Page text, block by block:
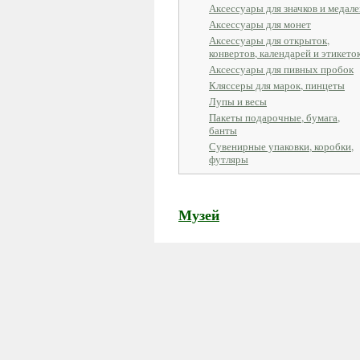
Аксессуары для значков и
Аксессуары для монет
Аксессуары для открыток,
конвертов, календарей и
Аксессуары для пивных пробок
Кляссеры для марок, пинцеты
Лупы и весы
Пакеты подарочные, бумага,
банты
Сувенирные упаковки, коробки,
футляры
Музей